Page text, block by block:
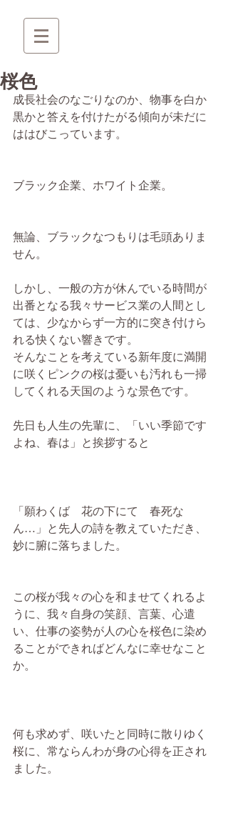
桜色
成長社会のなごりなのか、物事を白か
黒かと答えを付けたがる傾向が未だに
ははびこっています。
ブラック企業、ホワイト企業。
無論、ブラックなつもりは毛頭ありま
せん。
しかし、一般の方が休んでいる時間が
出番となる我々サービス業の人間とし
ては、少なからず一方的に突き付けら
れる快くない響きです。
そんなことを考えている新年度に満開
に咲くピンクの桜は憂いも汚れも一掃
してくれる天国のような景色です。
先日も人生の先輩に、「いい季節です
よね、春は」と挨拶すると
「願わくば　花の下にて　春死な
ん…」と先人の詩を教えていただき、
妙に腑に落ちました。
この桜が我々の心を和ませてくれるよ
うに、我々自身の笑顔、言葉、心遣
い、仕事の姿勢が人の心を桜色に染め
ることができればどんなに幸せなこと
か。
何も求めず、咲いたと同時に散りゆく
桜に、常ならんわが身の心得を正され
ました。